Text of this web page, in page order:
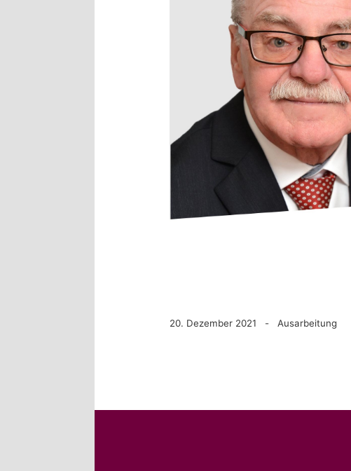
20. Dezember 2021 - Ausarbeitung